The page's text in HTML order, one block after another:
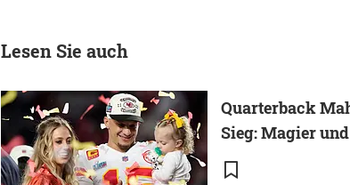
Lesen Sie auch
Quarterback
Sieg: Magier